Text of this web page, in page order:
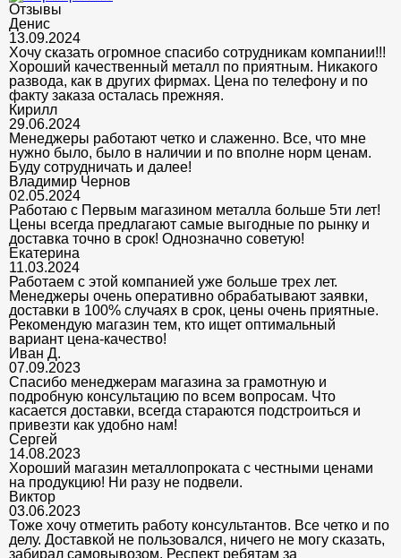
Отзывы
Денис
13.09.2024
Хочу сказать огромное спасибо сотрудникам компании!!!
Хороший качественный металл по приятным. Никакого
развода, как в других фирмах. Цена по телефону и по
факту заказа осталась прежняя.
Кирилл
29.06.2024
Менеджеры работают четко и слаженно. Все, что мне
нужно было, было в наличии и по вполне норм ценам.
Буду сотрудничать и далее!
Владимир Чернов
02.05.2024
Работаю с Первым магазином металла больше 5ти лет!
Цены всегда предлагают самые выгодные по рынку и
доставка точно в срок! Однозначно советую!
Екатерина
11.03.2024
Работаем с этой компанией уже больше трех лет.
Менеджеры очень оперативно обрабатывают заявки,
доставки в 100% случаях в срок, цены очень приятные.
Рекомендую магазин тем, кто ищет оптимальный
вариант цена-качество!
Иван Д.
07.09.2023
Спасибо менеджерам магазина за грамотную и
подробную консультацию по всем вопросам. Что
касается доставки, всегда стараются подстроиться и
привезти как удобно нам!
Сергей
14.08.2023
Хороший магазин металлопроката с честными ценами
на продукцию! Ни разу не подвели.
Виктор
03.06.2023
Тоже хочу отметить работу консультантов. Все четко и по
делу. Доставкой не пользовался, ничего не могу сказать,
забирал самовывозом. Респект ребятам за